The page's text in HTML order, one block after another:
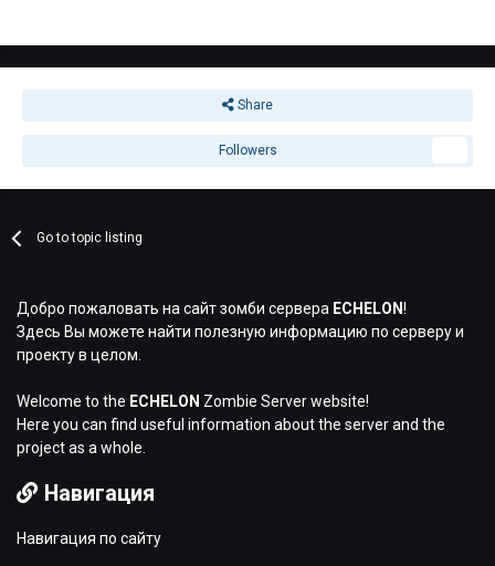
Share
Followers
Go to topic listing
Добро пожаловать на сайт зомби сервера ECHELON!
Здесь Вы можете найти полезную информацию по серверу и
проекту в целом.
Welcome to the ECHELON Zombie Server website!
Here you can find useful information about the server and the
project as a whole.
Навигация
Навигация по сайту